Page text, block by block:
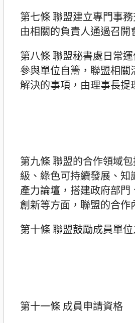
第七條 聯盟建立專門事
由相關的負責人通過召
第八條 聯盟秘書處日常
參與單位自籌，聯盟相
解決的事項，由理事長提
第九條 聯盟的合作領域
級、綠色可持續發展、
產力論壇，搭建政府部
創新等方面，聯盟的合作
第十條 聯盟鼓勵成員單
第十一條 成員申請資格